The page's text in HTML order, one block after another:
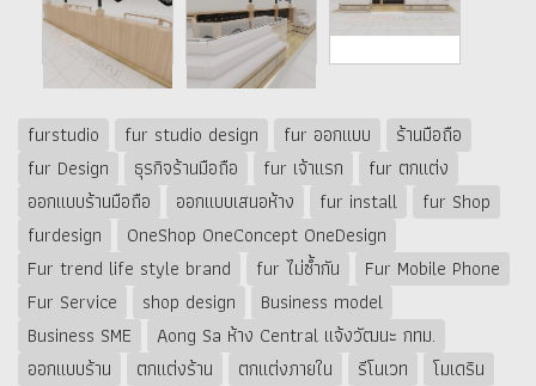
furstudio fur studio design fur ออกแบบ
ร้านมือถือ
fur Design
ธุรกิจร้านมือถือ fur เจ้าแรก
fur ตกแต่ง
ออกแบบร้านมือถือ
ออกแบบเสนอห้าง fur install
fur Shop
furdesign
OneShop OneConcept OneDesign
Fur trend life style brand
fur ไม่ซ้ำกัน
Fur Mobile Phone
Fur Service
shop design
Business model
Business SME
Aong Sa ห้าง Central แจ้งวัฒนะ กทม.
ออกแบบร้าน
ตกแต่งร้าน ตกแต่งภายใน รีโนเวท
โมเดริน